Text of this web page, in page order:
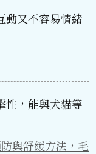
動又不容易情緒
性，能與犬貓等
與舒緩方法，毛